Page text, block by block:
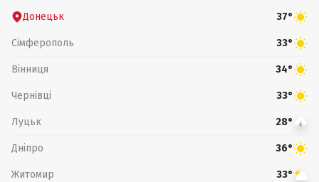
Донецьк 37°
Сімферополь 33°
Вінниця 34°
Чернівці 33°
Луцьк 28°
Дніпро 36°
Житомир 33°